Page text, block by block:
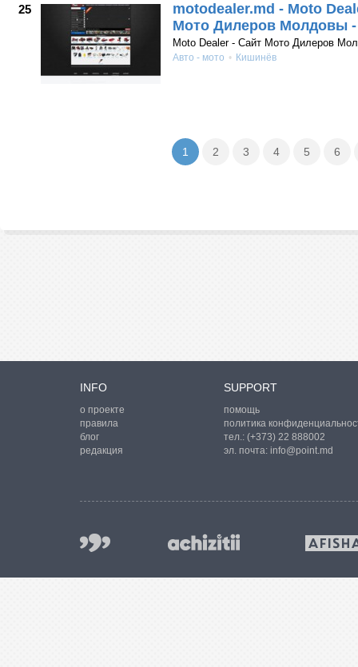
25
motodealer.md - Moto
Мото Дилеров Молдовы -
Moto Dealer - Сайт Мото Дилеров
Авто - мото Кишинёв
1 2 3 4 5 6
INFO
о проекте
правила
блог
редакция
SUPPORT
помощь
политика
тел.: (+373) 22 888002
эл. почта: info@point.md